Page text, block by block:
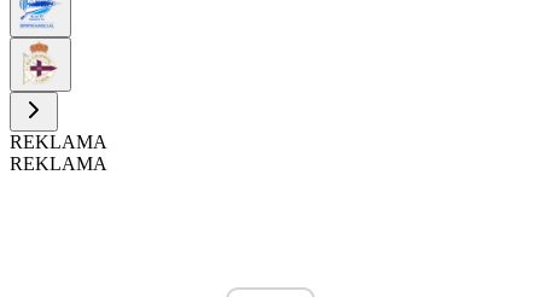
REKLAMA
REKLAMA